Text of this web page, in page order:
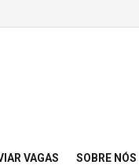
VAGAS SOBRE NÓS